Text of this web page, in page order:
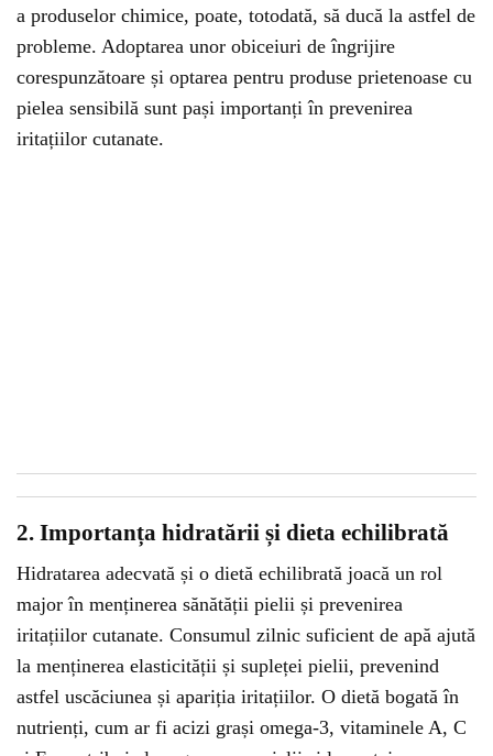
a produselor chimice, poate, totodată, să ducă la astfel de
probleme. Adoptarea unor obiceiuri de îngrijire
corespunzătoare și optarea pentru produse prietenoase cu
pielea sensibilă sunt pași importanți în prevenirea
iritațiilor cutanate.
2. Importanța hidratării și dieta echilibrată
Hidratarea adecvată și o dietă echilibrată joacă un rol
major în menținerea sănătății pielii și prevenirea
iritațiilor cutanate. Consumul zilnic suficient de apă ajută
la menținerea elasticității și supleței pielii, prevenind
astfel uscăciunea și apariția iritațiilor. O dietă bogată în
nutrienți, cum ar fi acizi grași omega-3, vitaminele A, C